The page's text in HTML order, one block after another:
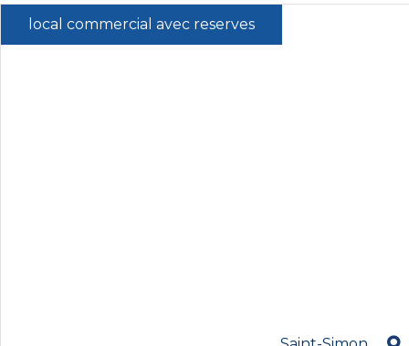
local commercial avec reserves